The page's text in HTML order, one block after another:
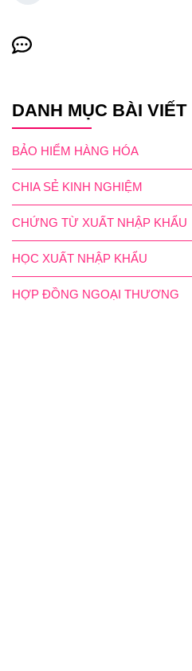
DANH MỤC BÀI VIẾT
BẢO HIỂM HÀNG HÓA
CHIA SẺ KINH NGHIỆM
CHỨNG TỪ XUẤT NHẬP KHẨU
HỌC XUẤT NHẬP KHẨU
HỢP ĐỒNG NGOẠI THƯƠNG